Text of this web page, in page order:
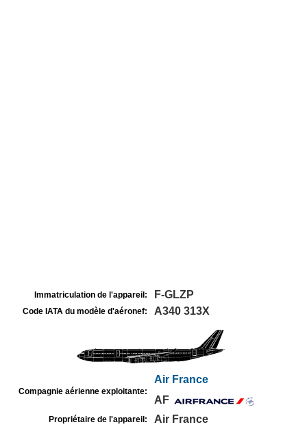
Immatriculation de l'appareil: F-GLZP
Code IATA du modèle d'aéronef: A340 313X
Compagnie aérienne exploitante:
Air France
AF
Propriétaire de l'appareil: Air France